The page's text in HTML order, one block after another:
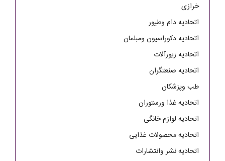
خرازی
اتحادیه دام وطیور
اتحادیه دکوراسیون ومبلمان
اتحادیه زیورآلات
اتحادیه صنعتگران
طب وپزشکان
اتحادیه غذا ورستوران
اتحادیه لوازم خانگی
اتحادیه محصولات غذایی
اتحادیه نشر وانتشارات